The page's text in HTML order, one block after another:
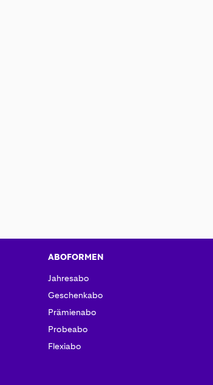
ABOFORMEN
Jahresabo
Geschenkabo
Prämienabo
Probeabo
Flexiabo